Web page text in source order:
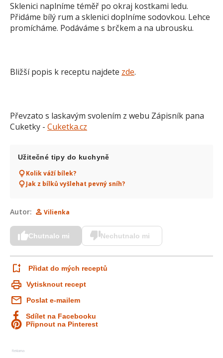
Sklenici naplníme téměř po okraj kostkami ledu.
Přidáme bílý rum a sklenici doplníme sodovkou. Lehce
promícháme. Podáváme s brčkem a na ubrousku.
Bližší popis k receptu najdete zde.
Převzato s laskavým svolením z webu Zápisník pana
Cuketky - Cuketka.cz
Užitečné tipy do kuchyně
Kolik váží bílek?
Jak z bílků vyšlehat pevný sníh?
Autor: Vilienka
Chutnalo mi Nechutnalo mi
Přidat do mých receptů
Vytisknout recept
Poslat e-mailem
Sdílet na Facebooku
Připnout na Pinterest
Reklama